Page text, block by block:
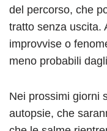
del percorso, che
tratto senza uscita.
improvvise o
meno probabili
Nei prossimi giorni
autopsie, che